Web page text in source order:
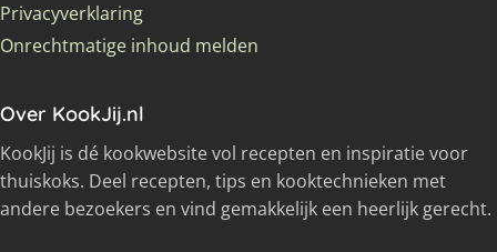
Privacyverklaring
Onrechtmatige inhoud melden
Over KookJij.nl
KookJij is dé kookwebsite vol recepten en inspiratie voor
thuiskoks. Deel recepten, tips en kooktechnieken met
andere bezoekers en vind gemakkelijk een heerlijk gerecht.